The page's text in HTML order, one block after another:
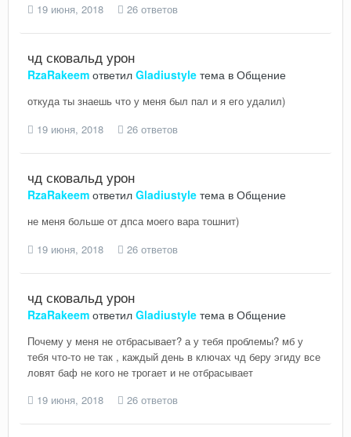
19 июня, 2018
26 ответов
чд сковальд урон
RzaRakeem ответил Gladiustyle тема в Общение
откуда ты знаешь что у меня был пал и я его удалил)
19 июня, 2018
26 ответов
чд сковальд урон
RzaRakeem ответил Gladiustyle тема в Общение
не меня больше от дпса моего вара тошнит)
19 июня, 2018
26 ответов
чд сковальд урон
RzaRakeem ответил Gladiustyle тема в Общение
Почему у меня не отбрасывает? а у тебя проблемы? мб у
тебя что-то не так , каждый день в ключах чд беру эгиду все
ловят баф не кого не трогает и не отбрасывает
19 июня, 2018
26 ответов